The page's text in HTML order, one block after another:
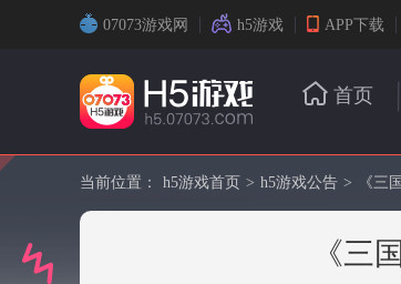
07073游戏网 h5游戏 APP下载
首页
当前位置： h5游戏首页 > h5游戏公告 > 《三
《三